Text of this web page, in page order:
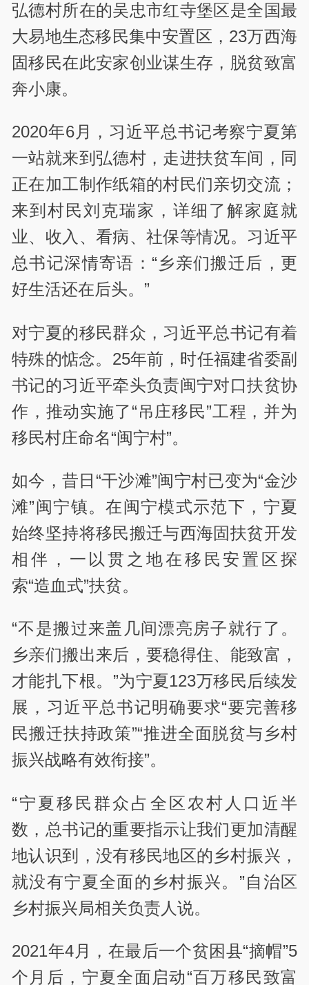
弘德村所在的吴忠市红寺堡区是全国最
大易地生态移民集中安置区，23万西海
固移民在此安家创业谋生存，脱贫致富
奔小康。
2020年6月，习近平总书记考察宁夏第
一站就来到弘德村，走进扶贫车间，同
正在加工制作纸箱的村民们亲切交流；
来到村民刘克瑞家，详细了解家庭就
业、收入、看病、社保等情况。习近平
总书记深情寄语：“乡亲们搬迁后，更
好生活还在后头。”
对宁夏的移民群众，习近平总书记有着
特殊的惦念。25年前，时任福建省委副
书记的习近平牵头负责闽宁对口扶贫协
作，推动实施了“吊庄移民”工程，并为
移民村庄命名“闽宁村”。
如今，昔日“干沙滩”闽宁村已变为“金沙
滩”闽宁镇。在闽宁模式示范下，宁夏
始终坚持将移民搬迁与西海固扶贫开发
相伴，一以贯之地在移民安置区探
索“造血式”扶贫。
“不是搬过来盖几间漂亮房子就行了。
乡亲们搬出来后，要稳得住、能致富，
才能扎下根。”为宁夏123万移民后续发
展，习近平总书记明确要求“要完善移
民搬迁扶持政策”“推进全面脱贫与乡村
振兴战略有效衔接”。
“宁夏移民群众占全区农村人口近半
数，总书记的重要指示让我们更加清醒
地认识到，没有移民地区的乡村振兴，
就没有宁夏全面的乡村振兴。”自治区
乡村振兴局相关负责人说。
2021年4月，在最后一个贫困县“摘帽”5
个月后，宁夏全面启动“百万移民致富